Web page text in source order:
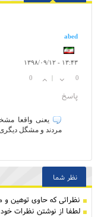
abed
۱۳:۴۳ - ۱۳۹۸/۰۹/۱۲
0
0
پاسخ
یعنی واقعا
مردند و مشگل
نظر شما
نظراتی كه حاوی توهین و
لطفا از نوشتن نظرات